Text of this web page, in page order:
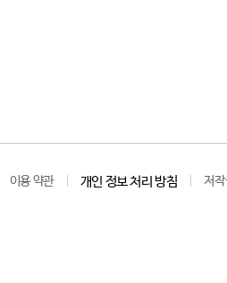
이용 약관 개인 정보 처리 방침 저